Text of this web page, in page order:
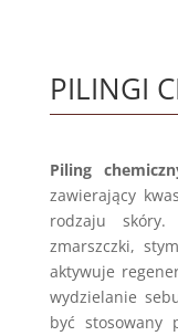
PILINGI
Piling
zawierający
rodzaju skóry.
zmarszczki,
aktywuje
wydzielanie
być stosowany